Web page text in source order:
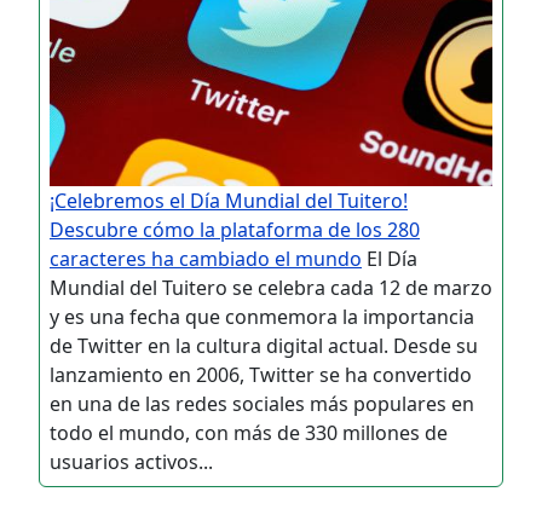
¡Celebremos el Día Mundial del Tuitero!
Descubre cómo la plataforma de los 280
caracteres ha cambiado el mundo El Día
Mundial del Tuitero se celebra cada 12 de marzo
y es una fecha que conmemora la importancia
de Twitter en la cultura digital actual. Desde su
lanzamiento en 2006, Twitter se ha convertido
en una de las redes sociales más populares en
todo el mundo, con más de 330 millones de
usuarios activos...